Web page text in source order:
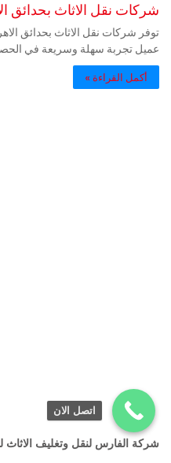
شركات نقل الاثاث بحدائق
توفر شركات نقل الاثاث بحدائق
عميل تجربة سهلة وسريعة في
أكمل القراءة »
شركة الفارس لنقل وتغليف الاثاث
اتصل الان